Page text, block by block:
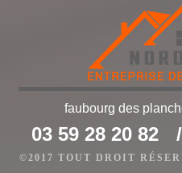
l’entreprise Nord Artois
que peindre les murs
faubourg des
03 59 28 20 82 /
©2017 TOUT DROIT